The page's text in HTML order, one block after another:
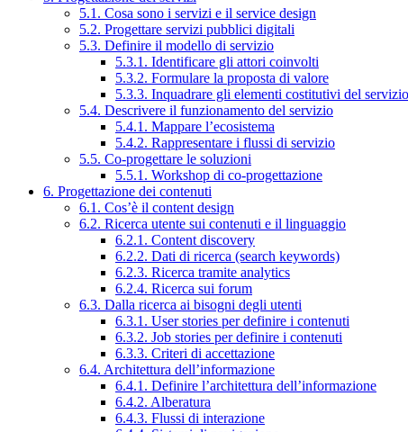
5.1. Cosa sono i servizi e il service design
5.2. Progettare servizi pubblici digitali
5.3. Definire il modello di servizio
5.3.1. Identificare gli attori coinvolti
5.3.2. Formulare la proposta di valore
5.3.3. Inquadrare gli elementi costitutivi del servizio
5.4. Descrivere il funzionamento del servizio
5.4.1. Mappare l’ecosistema
5.4.2. Rappresentare i flussi di servizio
5.5. Co-progettare le soluzioni
5.5.1. Workshop di co-progettazione
6. Progettazione dei contenuti
6.1. Cos’è il content design
6.2. Ricerca utente sui contenuti e il linguaggio
6.2.1. Content discovery
6.2.2. Dati di ricerca (search keywords)
6.2.3. Ricerca tramite analytics
6.2.4. Ricerca sui forum
6.3. Dalla ricerca ai bisogni degli utenti
6.3.1. User stories per definire i contenuti
6.3.2. Job stories per definire i contenuti
6.3.3. Criteri di accettazione
6.4. Architettura dell’informazione
6.4.1. Definire l’architettura dell’informazione
6.4.2. Alberatura
6.4.3. Flussi di interazione